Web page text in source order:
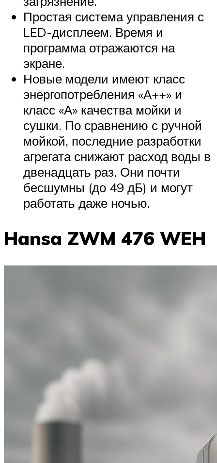
Простая система управления с
LED-дисплеем. Время и
программа отражаются на
экране.
Новые модели имеют класс
энергопотребления «А++» и
класс «А» качества мойки и
сушки. По сравнению с ручной
мойкой, последние разработки
агрегата снижают расход воды в
двенадцать раз. Они почти
бесшумны (до 49 дБ) и могут
работать даже ночью.
Hansa ZWM 476 WEH